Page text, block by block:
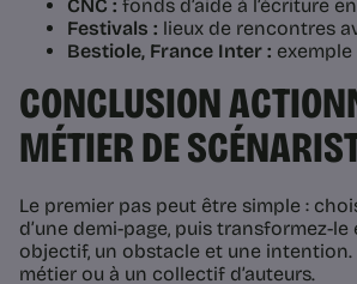
CNC : fonds d’aide à l’écriture
Festivals : lieux de rencontres
Bestiole, France Inter :
CONCLUSION
MÉTIER DE
Le premier pas peut être simple :
d’une demi-page, puis transformez-
objectif, un obstacle et une
métier ou à un collectif d’auteurs.